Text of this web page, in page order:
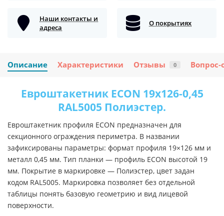
Наши контакты и
адреса
О покрытиях
Описание Характеристики Отзывы 0 Вопрос-
Евроштакетник ECON 19х126-0,45
RAL5005 Полиэстер.
Евроштакетник профиля ECON предназначен для
секционного ограждения периметра. В названии
зафиксированы параметры: формат профиля 19×126 мм и
металл 0,45 мм. Тип планки — профиль ECON высотой 19
мм. Покрытие в маркировке — Полиэстер, цвет задан
кодом RAL5005. Маркировка позволяет без отдельной
таблицы понять базовую геометрию и вид лицевой
поверхности.